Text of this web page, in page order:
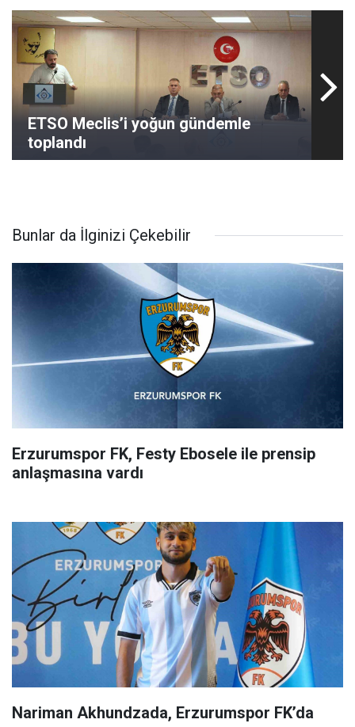
ETSO Meclis’i yoğun gündemle
toplandı
Bunlar da İlginizi Çekebilir
Erzurumspor FK, Festy Ebosele ile prensip
anlaşmasına vardı
Nariman Akhundzada, Erzurumspor FK’da